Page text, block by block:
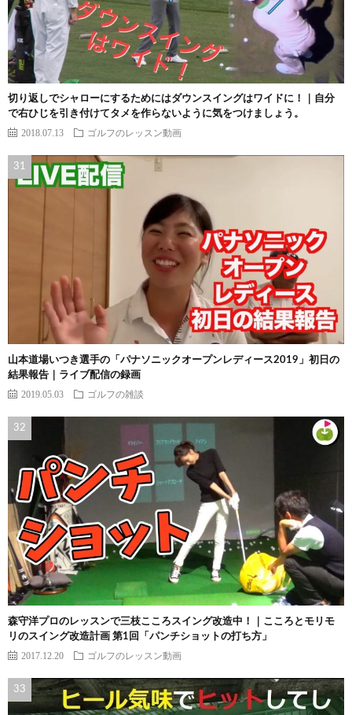
切り返しでシャローにするためにはダウンスイングはワイドに！｜自分
で右ひじを引き付けてタメを作らないように気をつけましょう。
2018.07.13 ゴルフのレッスン動画
山本道場いつき選手の「パナソニックオープンレディース2019」初日の
結果報告｜ライブ配信の録画
2019.05.03 ゴルフの雑談
森守洋プロのレッスンで三枝こころスイング改造中！｜こころとモリモ
リのスイング改造計画 第1回「パンチショットの打ち方」
2017.12.20 ゴルフのレッスン動画